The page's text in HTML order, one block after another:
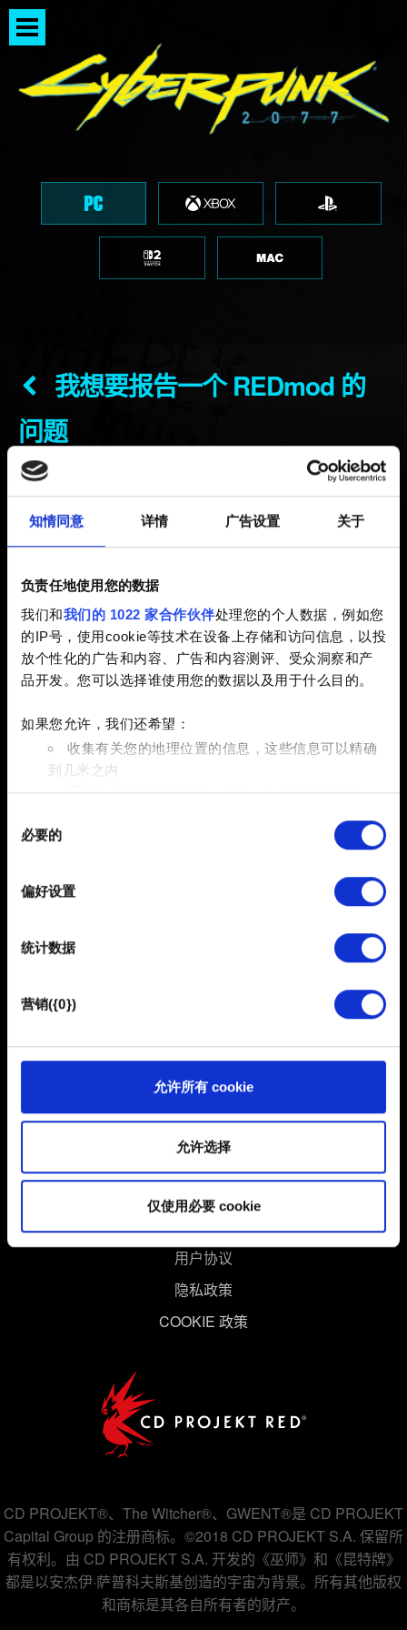
知情同意 详情 广告设置 关于
负责任地使用您的数据
我们和我们的 1022 家合作伙伴处理您的个人数据，例如您
的IP号，使用cookie等技术在设备上存储和访问信息，以投
放个性化的广告和内容、广告和内容测评、受众洞察和产
品开发。您可以选择谁使用您的数据以及用于什么目的。
如果您允许，我们还希望：
收集有关您的地理位置的信息，这些信息可以精确
到几米之内
通过主动扫描特定特征（指纹）来识别您的设备
查找有关您的个人数据如何处理的更多信息，
并设置您的首选项。您可随时从Cookie声明中更改或撤回
部分需要使用 Cookies 的是为了让网站功能可用，而另一
馈，以便网站将更好地服务于您。例如帮助我们在社交媒
也可能与我们的合作伙伴分享我们的 Cookie 片段。但是，
使用所有这些非强制性的 Cookie 都需要提前获取您的许
您可以在下面的"设置"菜单中找到有关我们使用 Cookie 的
其中的内容并准备好继续，请点击"确定"。
必要的
偏好设置
统计数据
营销({0})
允许所有 cookie
允许选择
仅使用必要 cookie
我想要报告一个 REDmod 的
问题
已创建 3 years ago 已更新 6 months ago
"请使用下面的按钮报告 REDmod 模组工具的问题，并且
务必附上以下路径的日志文件：
%localappdata%\Programs\CD Projekt
Red\REDlauncher\logs
模组属于社区创建内容，我们无法对其中任何一个模组提
供支持。在这种情况下，我们建议您直接和模组的作者联
戏提供支持。"
简体中文
用户协议
隐私政策
COOKIE 政策
CD PROJEKT®、The Witcher®、GWENT®是 CD PROJEKT
Capital Group 的注册商标。©2018 CD PROJEKT S.A. 保留所
有权利。由 CD PROJEKT S.A. 开发的《巫师》和《昆特牌》
都是以安杰伊·萨普科夫斯基创造的宇宙为背景。所有其他版权
和商标是其各自所有者的财产。